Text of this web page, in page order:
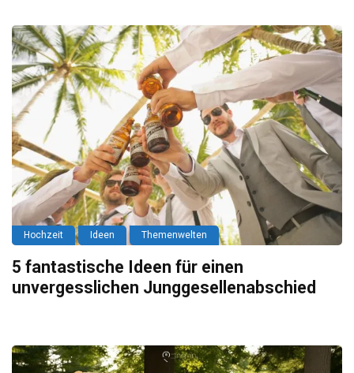
Hochzeit Ideen Themenwelten
5 fantastische Ideen für einen
unvergesslichen Junggesellenabschied